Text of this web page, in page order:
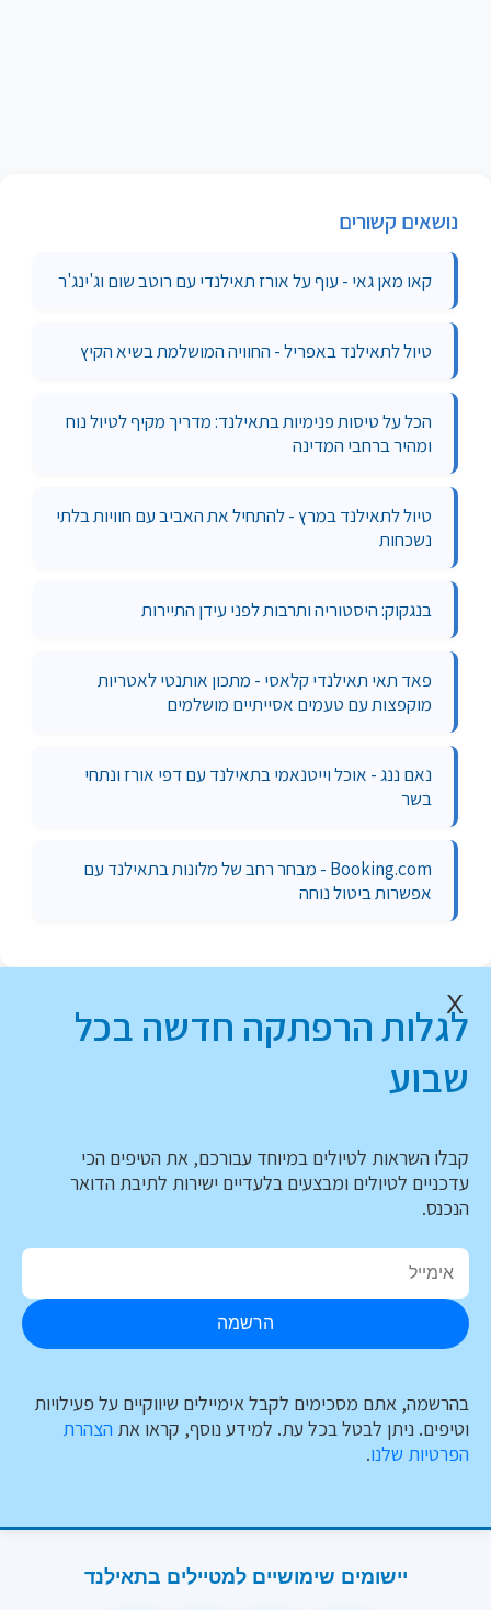
נושאים קשורים
קאו מאן גאי - עוף על אורז תאילנדי עם רוטב שום וג'ינג'ר
טיול לתאילנד באפריל - החוויה המושלמת בשיא הקיץ
הכל על טיסות פנימיות בתאילנד: מדריך מקיף לטיול נוח
ומהיר ברחבי המדינה
טיול לתאילנד במרץ - להתחיל את האביב עם חוויות בלתי
נשכחות
בנגקוק: היסטוריה ותרבות לפני עידן התיירות
פאד תאי תאילנדי קלאסי - מתכון אותנטי לאטריות
מוקפצות עם טעמים אסייתיים מושלמים
נאם ננג - אוכל וייטנאמי בתאילנד עם דפי אורז ונתחי
בשר
Booking.com - מבחר רחב של מלונות בתאילנד עם
אפשרות ביטול נוחה
X
לגלות הרפתקה חדשה בכל
שבוע
קבלו השראות לטיולים במיוחד עבורכם, את הטיפים הכי
עדכניים לטיולים ומבצעים בלעדיים ישירות לתיבת הדואר
הנכנס.
הרשמה
בהרשמה, אתם מסכימים לקבל אימיילים שיווקיים על פעילויות
וטיפים. ניתן לבטל בכל עת. למידע נוסף, קראו את הצהרת
הפרטיות שלנו.
יישומים שימושיים למטיילים בתאילנד